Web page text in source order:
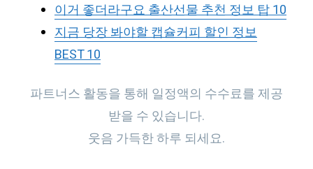
이거 좋더라구요 출산선물 추천 정보 탑 10
지금 당장 봐야할 캡슐커피 할인 정보
BEST 10
파트너스 활동을 통해 일정액의 수수료를 제공
받을 수 있습니다.
웃음 가득한 하루 되세요.